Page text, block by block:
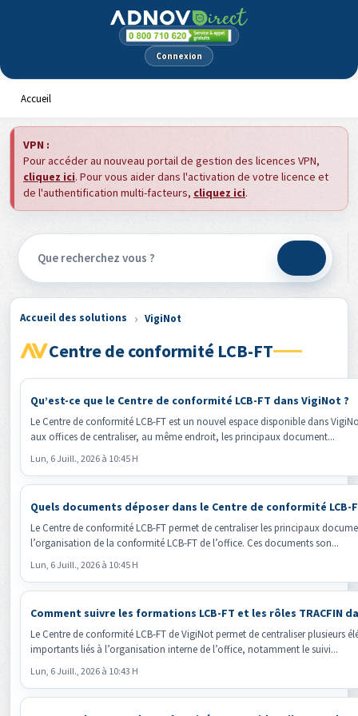
Panneau de gestion des cookies
Connexion
Accueil
VPN :
Pour accéder au nouveau portail de gestion des licences VPN,
cliquez ici. Pour vous aider dans l'activation de votre licence et
de l'authentification multi-facteurs, cliquez ici.
Accueil des solutions VigiNot
Centre de conformité LCB-FT
Qu’est-ce que le Centre de conformité LCB-FT dans VigiNot ?
Le Centre de conformité LCB-FT est un nouvel espace disponible dans
aux offices de centraliser, au même endroit, les principaux document...
Lun, 6 Juill., 2026 à 10:45 H
Quels documents déposer dans le Centre de conformité LCB-
Le Centre de conformité LCB-FT permet de centraliser les principaux
l’organisation de la conformité LCB-FT de l’office. Ces documents son...
Lun, 6 Juill., 2026 à 10:45 H
Comment suivre les formations LCB-FT et les rôles TRACFIN
Le Centre de conformité LCB-FT de VigiNot permet de centraliser plusieurs
importants liés à l’organisation interne de l’office, notamment le suivi...
Lun, 6 Juill., 2026 à 10:43 H